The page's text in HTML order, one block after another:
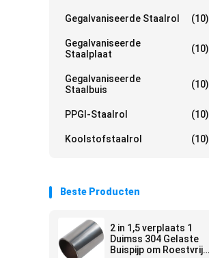
Gegalvaniseerde Staalrol (10)
Gegalvaniseerde
Staalplaat
(10)
Gegalvaniseerde
Staalbuis
(10)
PPGI-Staalrol (10)
Koolstofstaalrol (10)
Beste Producten
2 in 1,5 verplaats 1
Duimss 304 Gelaste
Buispijp om Roestvrij